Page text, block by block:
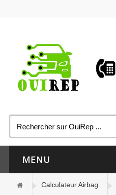
MENU
Calculateur Airbag